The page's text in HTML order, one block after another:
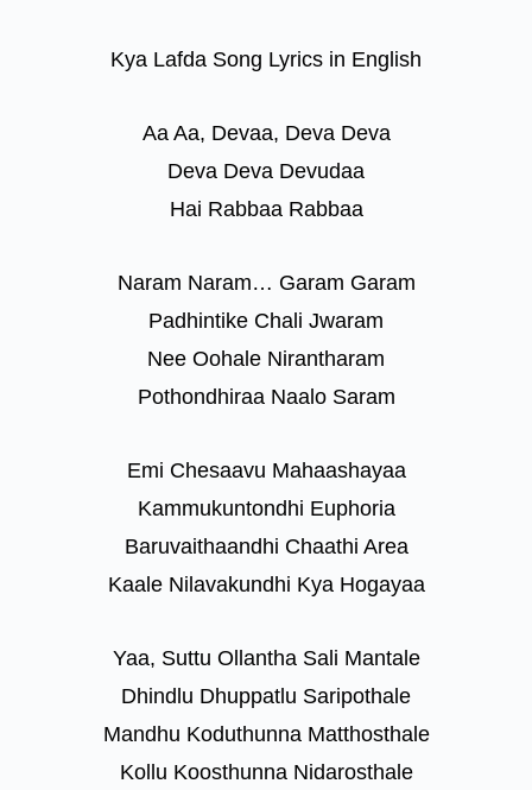
Kya Lafda Song Lyrics in English
Aa Aa, Devaa, Deva Deva
Deva Deva Devudaa
Hai Rabbaa Rabbaa
Naram Naram… Garam Garam
Padhintike Chali Jwaram
Nee Oohale Nirantharam
Pothondhiraa Naalo Saram
Emi Chesaavu Mahaashayaa
Kammukuntondhi Euphoria
Baruvaithaandhi Chaathi Area
Kaale Nilavakundhi Kya Hogayaa
Yaa, Suttu Ollantha Sali Mantale
Dhindlu Dhuppatlu Saripothale
Mandhu Koduthunna Matthosthale
Kollu Koosthunna Nidarosthale